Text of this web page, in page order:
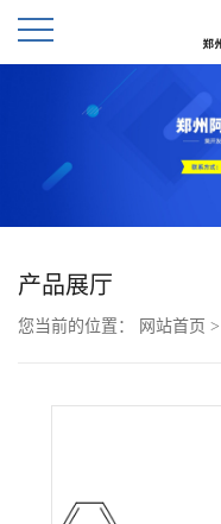
公
产品展厅
您当前的位置： 网站首页 >